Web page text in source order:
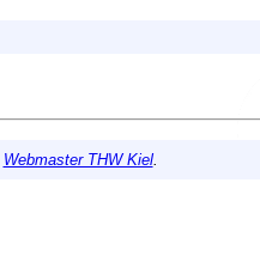
Webmaster THW Kiel.